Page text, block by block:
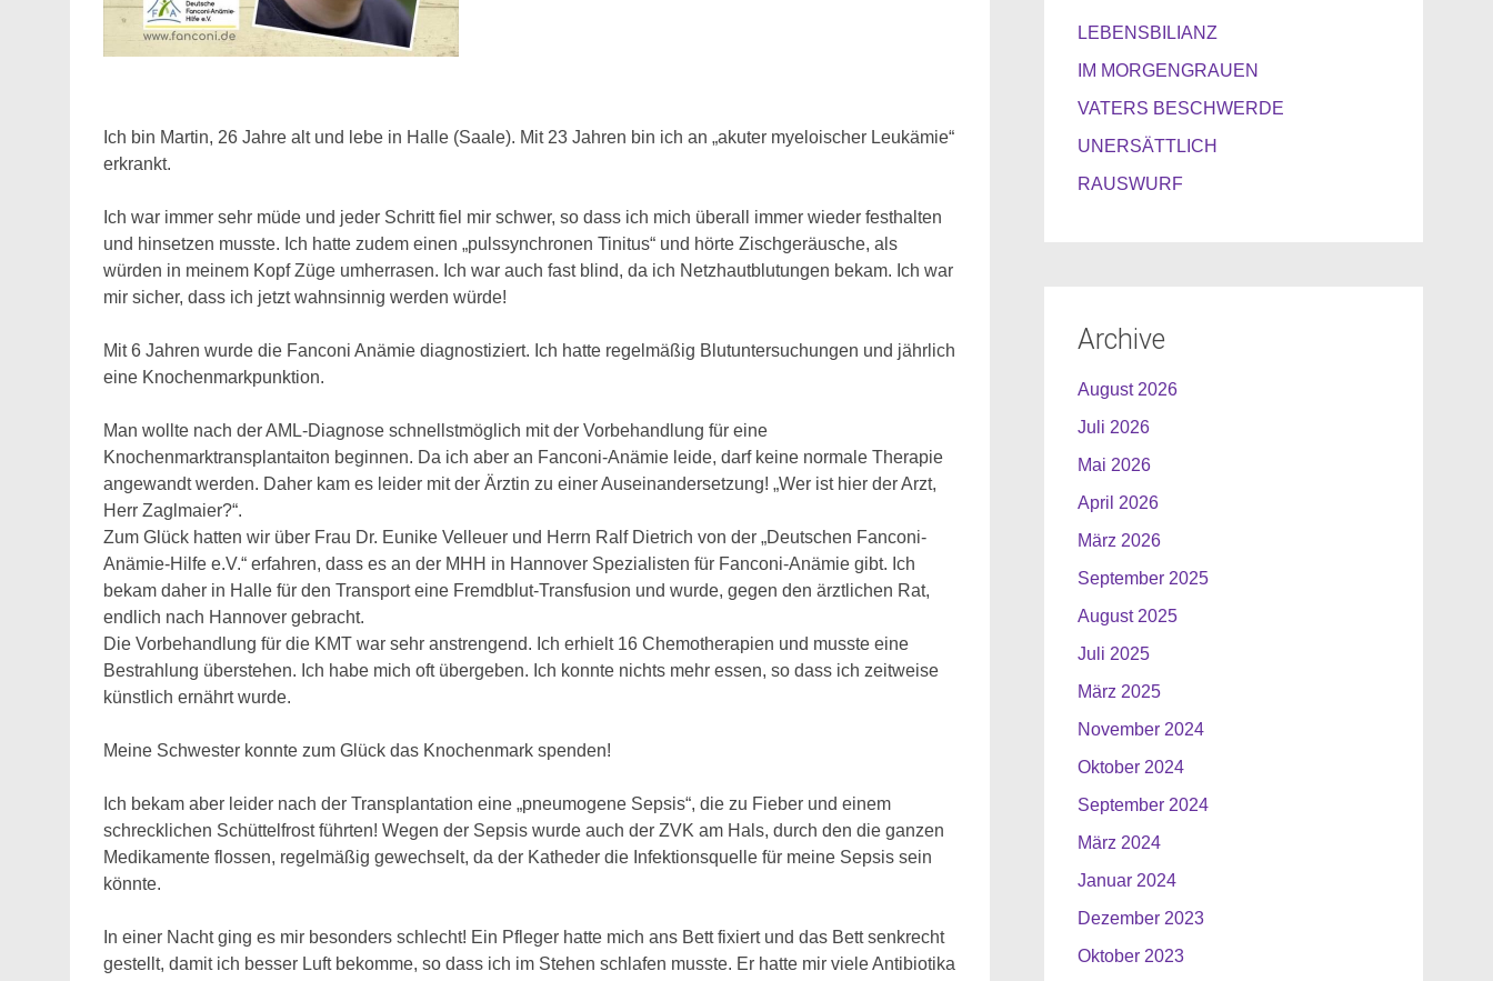
Ich bin Martin, 26 Jahre alt und lebe in Halle (Saale). Mit 23 Jahren bin ich an „akuter myeloischer Leukämie“
erkrankt.
Ich war immer sehr müde und jeder Schritt fiel mir schwer, so dass ich mich überall immer wieder festhalten
und hinsetzen musste. Ich hatte zudem einen „pulssynchronen Tinitus“ und hörte Zischgeräusche, als
würden in meinem Kopf Züge umherrasen. Ich war auch fast blind, da ich Netzhautblutungen bekam. Ich war
mir sicher, dass ich jetzt wahnsinnig werden würde!
Mit 6 Jahren wurde die Fanconi Anämie diagnostiziert. Ich hatte regelmäßig Blutuntersuchungen und jährlich
eine Knochenmarkpunktion.
Man wollte nach der AML-Diagnose schnellstmöglich mit der Vorbehandlung für eine
Knochenmarktransplantaiton beginnen. Da ich aber an Fanconi-Anämie leide, darf keine normale Therapie
angewandt werden. Daher kam es leider mit der Ärztin zu einer Auseinandersetzung! „Wer ist hier der Arzt,
Herr Zaglmaier?“.
Zum Glück hatten wir über Frau Dr. Eunike Velleuer und Herrn Ralf Dietrich von der „Deutschen Fanconi-
Anämie-Hilfe e.V.“ erfahren, dass es an der MHH in Hannover Spezialisten für Fanconi-Anämie gibt. Ich
bekam daher in Halle für den Transport eine Fremdblut-Transfusion und wurde, gegen den ärztlichen Rat,
endlich nach Hannover gebracht.
Die Vorbehandlung für die KMT war sehr anstrengend. Ich erhielt 16 Chemotherapien und musste eine
Bestrahlung überstehen. Ich habe mich oft übergeben. Ich konnte nichts mehr essen, so dass ich zeitweise
künstlich ernährt wurde.
Meine Schwester konnte zum Glück das Knochenmark spenden!
Ich bekam aber leider nach der Transplantation eine „pneumogene Sepsis“, die zu Fieber und einem
schrecklichen Schüttelfrost führten! Wegen der Sepsis wurde auch der ZVK am Hals, durch den die ganzen
Medikamente flossen, regelmäßig gewechselt, da der Katheder die Infektionsquelle für meine Sepsis sein
könnte.
In einer Nacht ging es mir besonders schlecht! Ein Pfleger hatte mich ans Bett fixiert und das Bett senkrecht
gestellt, damit ich besser Luft bekomme, so dass ich im Stehen schlafen musste. Er hatte mir viele Antibiotika
LEBENSBILIANZ
IM MORGENGRAUEN
VATERS BESCHWERDE
UNERSÄTTLICH
RAUSWURF
Archive
August 2026
Juli 2026
Mai 2026
April 2026
März 2026
September 2025
August 2025
Juli 2025
März 2025
November 2024
Oktober 2024
September 2024
März 2024
Januar 2024
Dezember 2023
Oktober 2023